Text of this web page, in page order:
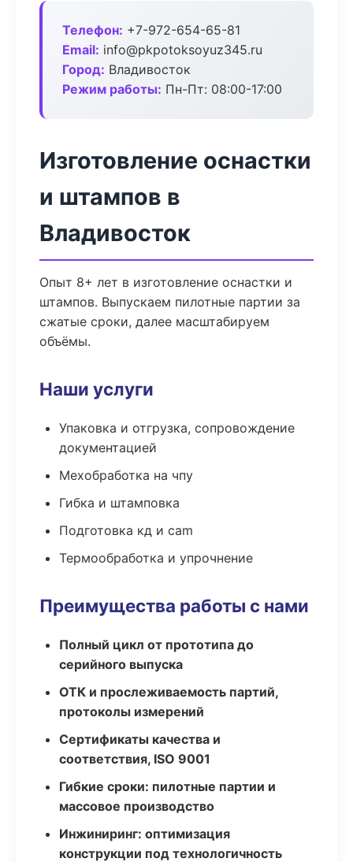
Телефон: +7-972-654-65-81
Email: info@pkpotoksoyuz345.ru
Город: Владивосток
Режим работы: Пн-Пт: 08:00-17:00
Изготовление оснастки
и штампов в
Владивосток
Опыт 8+ лет в изготовление оснастки и
штампов. Выпускаем пилотные партии за
сжатые сроки, далее масштабируем
объёмы.
Наши услуги
Упаковка и отгрузка, сопровождение
документацией
Мехобработка на чпу
Гибка и штамповка
Подготовка кд и cam
Термообработка и упрочнение
Преимущества работы с нами
Полный цикл от прототипа до
серийного выпуска
ОТК и прослеживаемость партий,
протоколы измерений
Сертификаты качества и
соответствия, ISO 9001
Гибкие сроки: пилотные партии и
массовое производство
Инжиниринг: оптимизация
конструкции под технологичность